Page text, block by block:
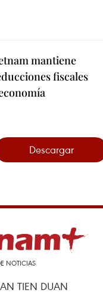
mantiene
fiscales
Descargar
NOTICIAS
TIEN DUAN